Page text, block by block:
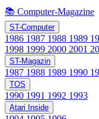
📚 Computer-Magazine
ST-Computer
1986 1987 1988 1989
1998 1999 2000 2001
ST-Magazin
1987 1988 1989 1990
TOS
1990 1991 1992 1993
Atari Inside